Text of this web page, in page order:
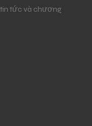
tức và chương